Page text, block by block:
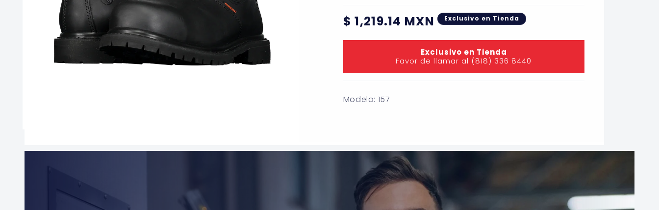
Precio
habitual
$ 1,219.14 MXN Exclusivo en Tienda
Exclusivo en Tienda
Favor de llamar al (818) 336 8440
Modelo: 157